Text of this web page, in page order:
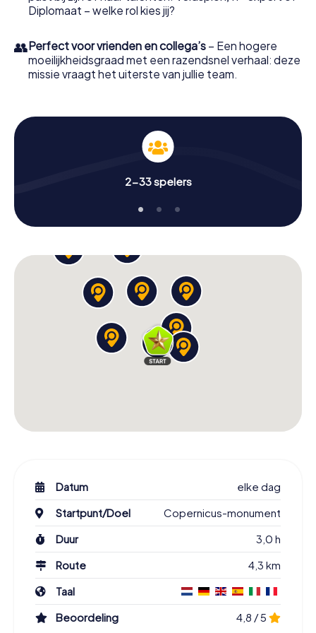
Diplomaat – welke rol kies jij?
👥Perfect voor vrienden en collega’s – Een hogere
moeilijkheidsgraad met een razendsnel verhaal: deze
missie vraagt het uiterste van jullie team.
2-33 spelers
Datum
elke dag
Startpunt/Doel
Copernicus-monument
Duur
3,0 h
Route
4,3 km
Taal
Beoordeling
4,8 / 5